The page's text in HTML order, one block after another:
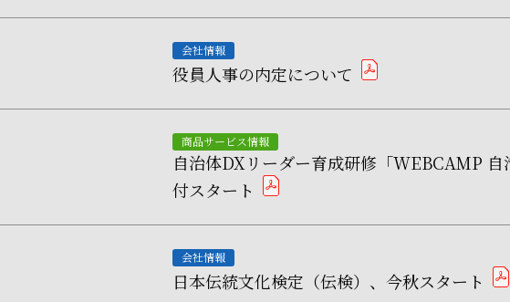
会社情報
役員人事の内定について
商品サービス情報
自治体DXリーダー育成研修「WEBCAMP
付スタート
会社情報
日本伝統文化検定（伝検）、今秋スタート